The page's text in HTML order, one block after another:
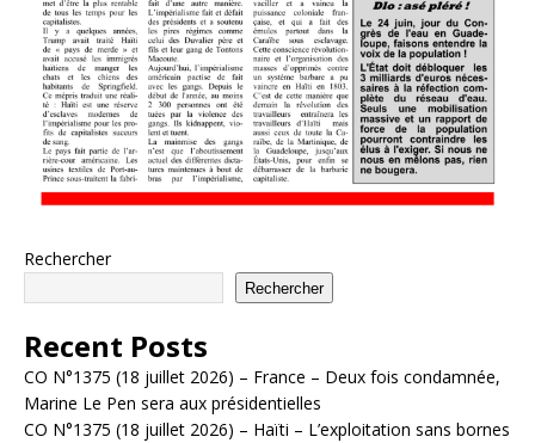
Rechercher
Rechercher
Recent Posts
CO N°1375 (18 juillet 2026) – France – Deux fois condamnée,
Marine Le Pen sera aux présidentielles
CO N°1375 (18 juillet 2026) – Haïti – L’exploitation sans bornes